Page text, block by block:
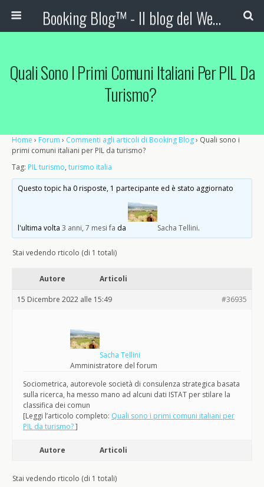
Booking Blog™ - Il blog del Web Marketing Turistico
Quali Sono I Primi Comuni Italiani Per PIL Da
Turismo?
Home › Forum › Commenti agli articoli di Booking Blog› Quali sono i
primi comuni italiani per PIL da turismo?
Tag: PIL turismo, turismo italia
Questo topic ha 0 risposte, 1 partecipante ed è stato aggiornato
l'ultima volta3 anni, 7 mesi fa da Sacha Tellini.
Stai vedendo rticolo (di 1 totali)
Autore Articoli
15 Dicembre 2022 alle 15:49 #36935
Sacha Tellini
Amministratore del forum
Sociometrica, autorevole società di consulenza strategica basata
sulla ricerca, ha messo mano ad alcuni dati ISTAT per stilare la
classifica dei comun
[Leggi l’articolo completo: Quali sono i primi comuni italiani per
PIL da turismo?]
Autore Articoli
Stai vedendo rticolo (di 1 totali)